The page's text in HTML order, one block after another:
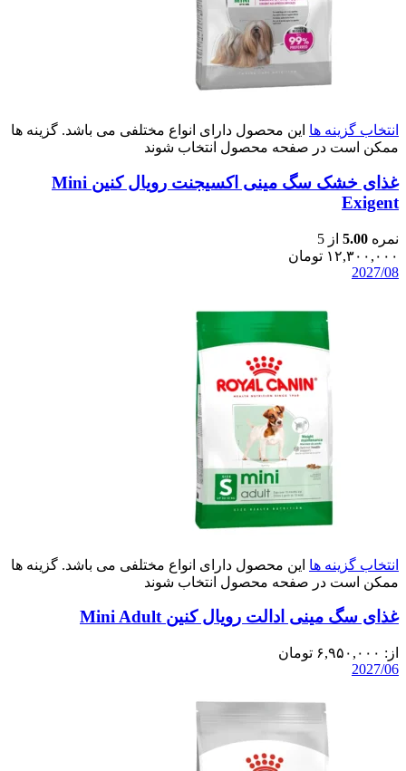
انتخاب گزینه ها این محصول دارای انواع مختلفی می باشد. گزینه ها
ممکن است در صفحه محصول انتخاب شوند
غذای خشک سگ مینی اکسیجنت رویال کنین Mini
Exigent
نمره 5.00 از 5
۱۲,۳۰۰,۰۰۰ تومان
2027/08
انتخاب گزینه ها این محصول دارای انواع مختلفی می باشد. گزینه ها
ممکن است در صفحه محصول انتخاب شوند
غذای سگ مینی ادالت رویال کنین Mini Adult
از: ۶,۹۵۰,۰۰۰ تومان
2027/06